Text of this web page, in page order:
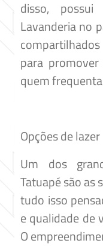
disso,
Lavanderia no
para
quem
Opções de lazer
Um dos
Tatuapé são as
tudo isso
e qualidade de
O